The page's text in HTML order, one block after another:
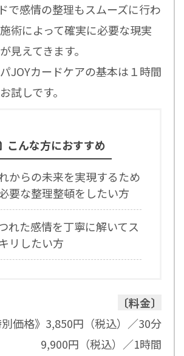
で感情の整理もスムーズに行わ
術によって確実に必要な現実
見えてきます。
JOYカードケアの基本は１時間
試しです。
こんな方におすすめ
からの未来を実現するため
要な整理整頓をしたい方
れた感情を丁寧に解いてス
リしたい方
〔料金〕
別価格》3,850円（税込）／30分
9,900円（税込）／1時間